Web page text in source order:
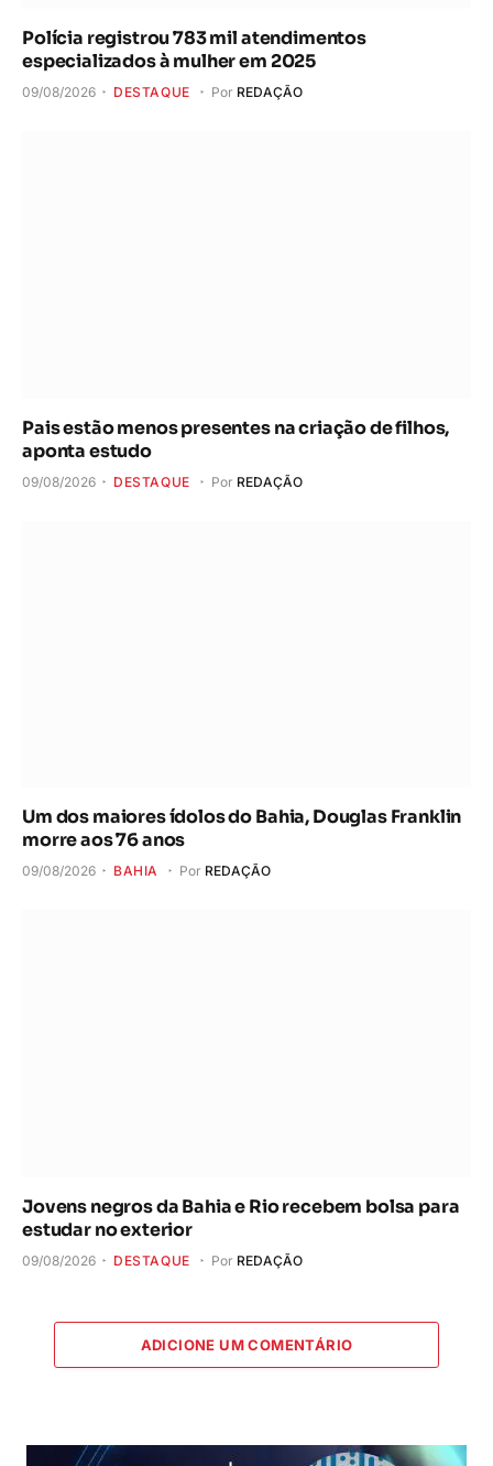
Polícia registrou 783 mil atendimentos
especializados à mulher em 2025
09/08/2026 DESTAQUE Por REDAÇÃO
Pais estão menos presentes na criação de filhos,
aponta estudo
09/08/2026 DESTAQUE Por REDAÇÃO
Um dos maiores ídolos do Bahia, Douglas Franklin
morre aos 76 anos
09/08/2026 BAHIA Por REDAÇÃO
Jovens negros da Bahia e Rio recebem bolsa para
estudar no exterior
09/08/2026 DESTAQUE Por REDAÇÃO
ADICIONE UM COMENTÁRIO